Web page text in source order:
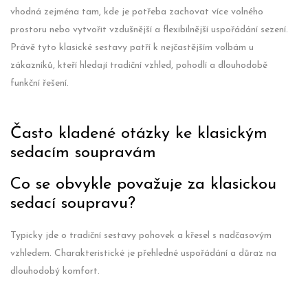
vhodná zejména tam, kde je potřeba zachovat více volného
prostoru nebo vytvořit vzdušnější a flexibilnější uspořádání sezení.
Právě tyto klasické sestavy patří k nejčastějším volbám u
zákazníků, kteří hledají tradiční vzhled, pohodlí a dlouhodobě
funkční řešení.
Často kladené otázky ke klasickým
sedacím soupravám
Co se obvykle považuje za klasickou
sedací soupravu?
Typicky jde o tradiční sestavy pohovek a křesel s nadčasovým
vzhledem. Charakteristické je přehledné uspořádání a důraz na
dlouhodobý komfort.